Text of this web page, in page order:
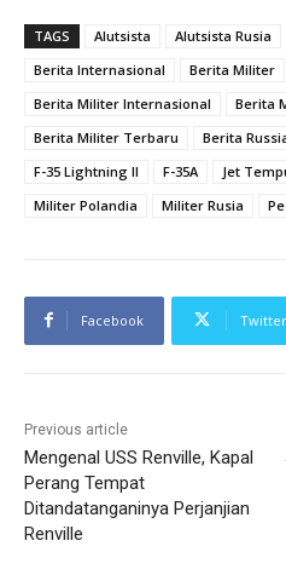
TAGS Alutsista Alutsista Rusia
Berita Internasional
Berita Militer
Berita Militer Internasional
Berita
Berita Militer Terbaru
Berita
F-35 Lightning II
F-35A Jet
Militer Polandia
Militer Rusia
Facebook Twitter
Previous article
Mengenal USS Renville, Kapal
Perang Tempat
Ditandatanganinya Perjanjian
Renville